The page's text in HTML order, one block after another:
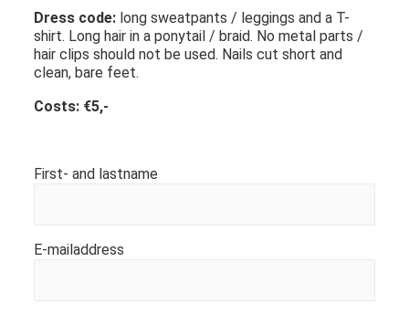
Dress code: long sweatpants / leggings and a T-
shirt. Long hair in a ponytail / braid. No metal parts /
hair clips should not be used. Nails cut short and
clean, bare feet.
Costs: €5,-
First- and lastname
E-mailaddress